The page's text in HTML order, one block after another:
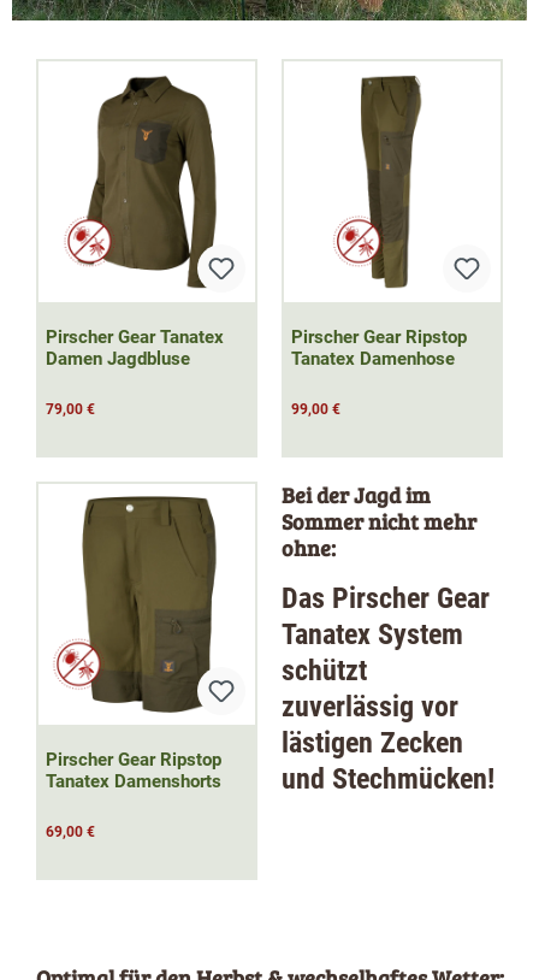
Pirscher Gear Tanatex
Damen Jagdbluse
79,00 €
Pirscher Gear Ripstop
Tanatex Damenhose
99,00 €
Pirscher Gear Ripstop
Tanatex Damenshorts
69,00 €
Bei der Jagd im
Sommer nicht mehr
ohne:
Das Pirscher Gear
Tanatex System
schützt
zuverlässig vor
lästigen Zecken
und Stechmücken!